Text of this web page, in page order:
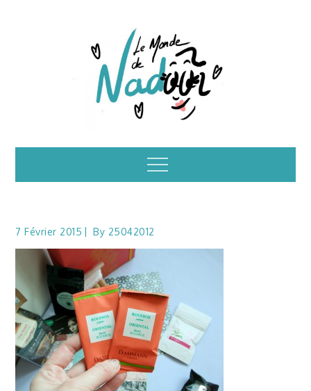
Illustrations – le
monde de Nadoo
Menu
7 Février 2015 By 25042012